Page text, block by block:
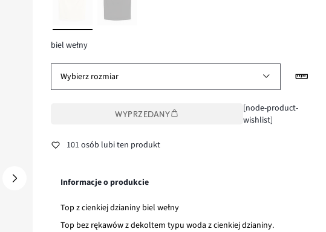
biel wełny
Wybierz rozmiar
WYPRZEDANY
[node-product-
wishlist]
101 osób lubi ten produkt
Informacje o produkcie
Top z cienkiej dzianiny biel wełny
Top bez rękawów z dekoltem typu woda z cienkiej dzianiny.